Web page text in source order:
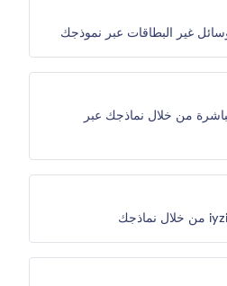
غير البطاقات عبر نموذجك
من خلال نماذجك عبر